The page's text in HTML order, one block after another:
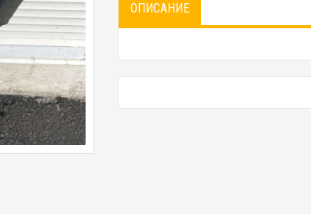
ОПИСАНИЕ